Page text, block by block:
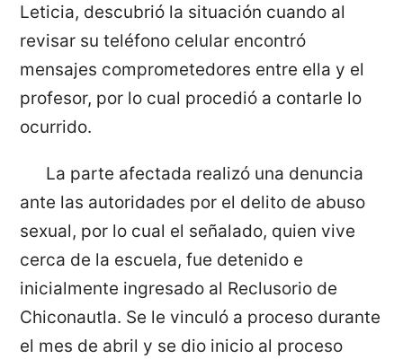
Leticia, descubrió la situación cuando al
revisar su teléfono celular encontró
mensajes comprometedores entre ella y el
profesor, por lo cual procedió a contarle lo
ocurrido.
La parte afectada realizó una denuncia
ante las autoridades por el delito de abuso
sexual, por lo cual el señalado, quien vive
cerca de la escuela, fue detenido e
inicialmente ingresado al Reclusorio de
Chiconautla. Se le vinculó a proceso durante
el mes de abril y se dio inicio al proceso